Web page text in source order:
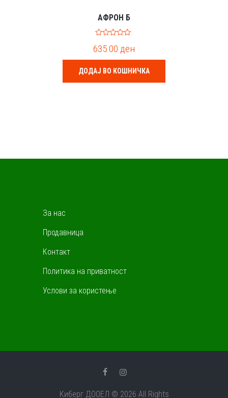
АФРОН Б
o
t
o
f
5
635.00 ден
ДОДАЈ ВО КОШНИЧКА
За нас
Продавница
Контакт
Политика на приватност
Услови за користење
Киберг ДООЕЛ © 2026 All Rights